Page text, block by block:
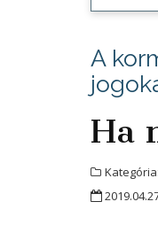
A
Ha
Kategória: